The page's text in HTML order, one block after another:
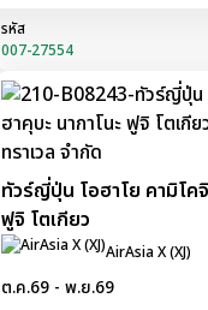
รหัส
007-27554
ทัวร์ญี่ปุ่น โอฮาโย คามิโค
ฟูจิ โตเกียว
AirAsia X (XJ)
ต.ค.69 - พ.ย.69